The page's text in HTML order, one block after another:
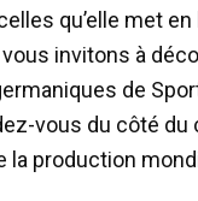
qu’elle met en
invitons à
de
vous du côté du
la production